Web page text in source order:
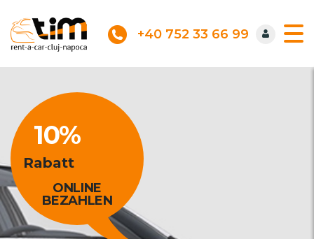
+40 752 33 66 99
10%
Rabatt
ONLINE
BEZAHLEN